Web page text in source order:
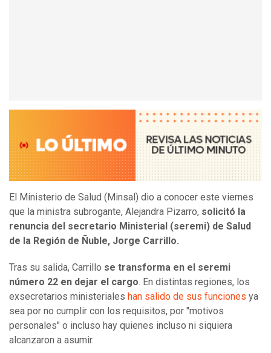
El Ministerio de Salud (Minsal) dio a conocer este viernes
que la ministra subrogante, Alejandra Pizarro, solicitó la
renuncia del secretario Ministerial (seremi) de Salud
de la Región de Ñuble, Jorge Carrillo.
Tras su salida, Carrillo se transforma en el seremi
número 22 en dejar el cargo. En distintas regiones, los
exsecretarios ministeriales han salido de sus funciones ya
sea por no cumplir con los requisitos, por "motivos
personales" o incluso hay quienes incluso ni siquiera
alcanzaron a asumir.